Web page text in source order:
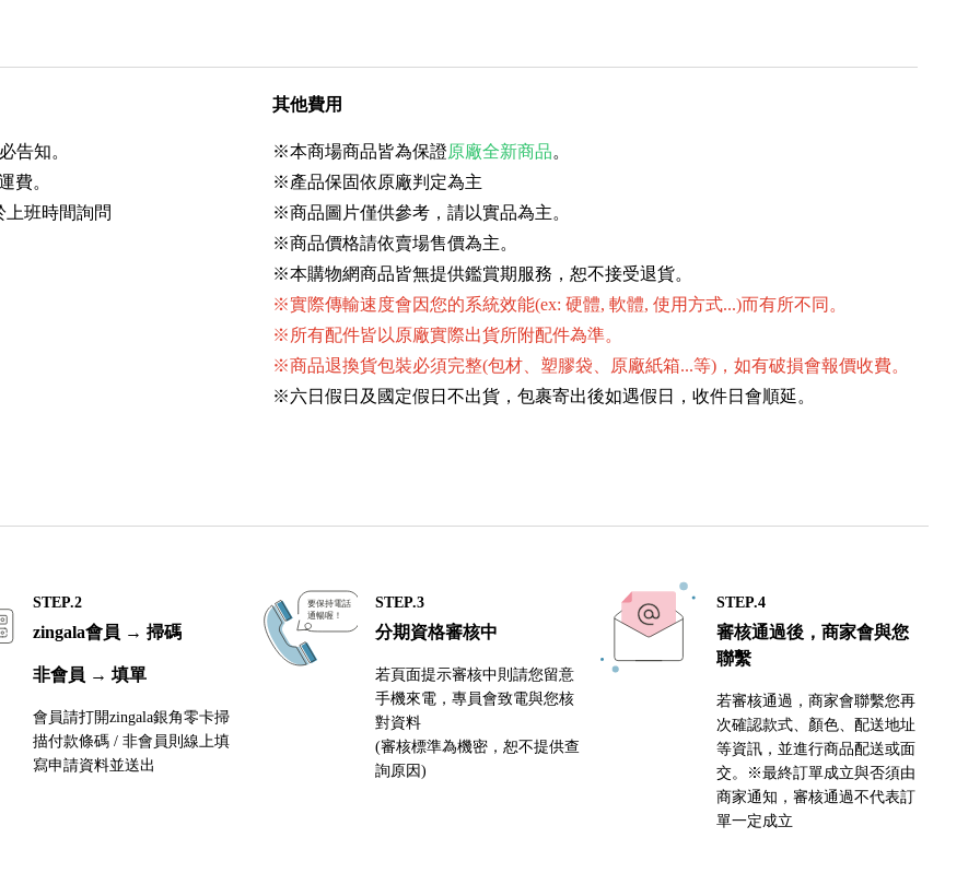
告知。
費。
班時間詢問
其他費用
※本商場商品皆為保證原廠全新商品。
※產品保固依原廠判定為主
※商品圖片僅供參考，請以實品為主。
※商品價格請依賣場售價為主。
※本購物網商品皆無提供鑑賞期服務，恕不接受退貨。
※實際傳輸速度會因您的系統效能(ex: 硬體, 軟體, 使用方式...)而有所不同。
※所有配件皆以原廠實際出貨所附配件為準。
※商品退換貨包裝必須完整(包材、塑膠袋、原廠紙箱...等)，如有破損會報價收費。
※六日假日及國定假日不出貨，包裹寄出後如遇假日，收件日會順延。
STEP.2
zingala會員 → 掃碼
非會員 → 填單
會員請打開zingala銀角零卡掃
描付款條碼 / 非會員則線上填
寫申請資料並送出
STEP.3
分期資格審核中
若頁面提示審核中則請您留意
手機來電，專員會致電與您核
對資料
(審核標準為機密，恕不提供查
詢原因)
STEP.4
審核通過後，商家會與您
聯繫
若審核通過，商家會聯繫您再
次確認款式、顏色、配送地址
等資訊，並進行商品配送或面
交。※最終訂單成立與否須由
商家通知，審核通過不代表訂
單一定成立